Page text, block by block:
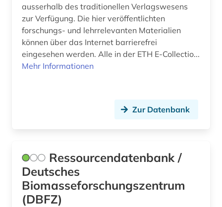
ausserhalb des traditionellen Verlagswesens
zur Verfügung. Die hier veröffentlichten
forschungs- und lehrrelevanten Materialien
können über das Internet barrierefrei
eingesehen werden. Alle in der ETH E-Collectio...
Mehr Informationen
Zur Datenbank
Ressourcendatenbank /
Deutsches
Biomasseforschungszentrum
(DBFZ)